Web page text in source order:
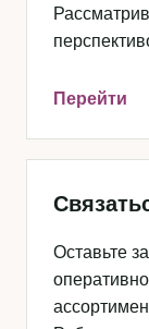
Перейти
Оставьте